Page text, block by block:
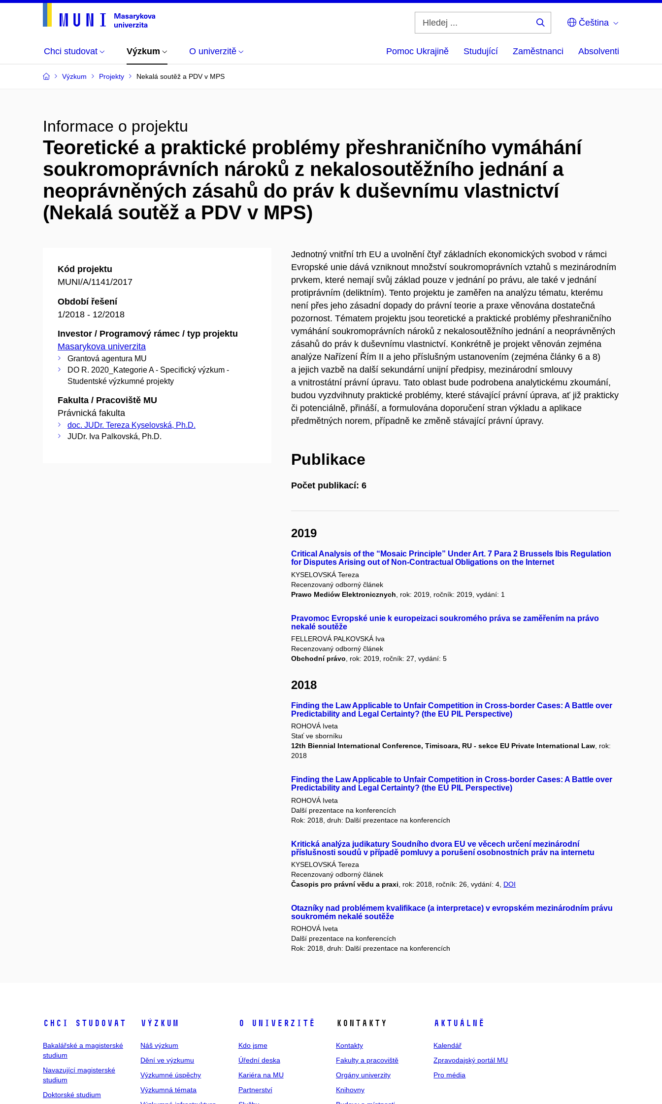
Čeština
Chci studovat Výzkum O univerzitě Pomoc Ukrajině Studující Zaměstnanci Absolventi
Výzkum Projekty Nekalá soutěž a PDV v MPS
Informace o projektu
Teoretické a praktické problémy přeshraničního vymáhání
soukromoprávních nároků z nekalosoutěžního jednání a
neoprávněných zásahů do práv k duševnímu vlastnictví
(Nekalá soutěž a PDV v MPS)
Kód projektu
MUNI/A/1141/2017
Období řešení
1/2018 - 12/2018
Investor / Programový rámec / typ projektu
Masarykova univerzita
Grantová agentura MU
DO R. 2020_Kategorie A - Specifický výzkum -
Studentské výzkumné projekty
Fakulta / Pracoviště MU
Právnická fakulta
doc. JUDr. Tereza Kyselovská, Ph.D.
JUDr. Iva Palkovská, Ph.D.
Jednotný vnitřní trh EU a uvolnění čtyř základních ekonomických svobod v rámci
Evropské unie dává vzniknout množství soukromoprávních vztahů s mezinárodním
prvkem, které nemají svůj základ pouze v jednání po právu, ale také v jednání
protiprávním (deliktním). Tento projektu je zaměřen na analýzu tématu, kterému
není přes jeho zásadní dopady do právní teorie a praxe věnována dostatečná
pozornost. Tématem projektu jsou teoretické a praktické problémy přeshraničního
vymáhání soukromoprávních nároků z nekalosoutěžního jednání a neoprávněných
zásahů do práv k duševnímu vlastnictví. Konkrétně je projekt věnován zejména
analýze Nařízení Řím II a jeho příslušným ustanovením (zejména články 6 a 8)
a jejich vazbě na další sekundární unijní předpisy, mezinárodní smlouvy
a vnitrostátní právní úpravu. Tato oblast bude podrobena analytickému zkoumání,
budou vyzdvihnuty praktické problémy, které stávající právní úprava, ať již prakticky
či potenciálně, přináší, a formulována doporučení stran výkladu a aplikace
předmětných norem, případně ke změně stávající právní úpravy.
Publikace
Počet publikací: 6
2019
Critical Analysis of the “Mosaic Principle” Under Art. 7 Para 2 Brussels Ibis Regulation
for Disputes Arising out of Non-Contractual Obligations on the Internet
KYSELOVSKÁ Tereza
Recenzovaný odborný článek
Prawo Mediów Elektronicznych , rok: 2019, ročník: 2019, vydání: 1
Pravomoc Evropské unie k europeizaci soukromého práva se zaměřením na právo
nekalé soutěže
FELLEROVÁ PALKOVSKÁ Iva
Recenzovaný odborný článek
Obchodní právo , rok: 2019, ročník: 27, vydání: 5
2018
Finding the Law Applicable to Unfair Competition in Cross-border Cases: A Battle over
Predictability and Legal Certainty? (the EU PIL Perspective)
ROHOVÁ Iveta
Stať ve sborníku
12th Biennial International Conference, Timisoara, RU - sekce EU Private International Law, rok:
2018
Finding the Law Applicable to Unfair Competition in Cross-border Cases: A Battle over
Predictability and Legal Certainty? (the EU PIL Perspective)
ROHOVÁ Iveta
Další prezentace na konferencích
Rok: 2018, druh: Další prezentace na konferencích
Kritická analýza judikatury Soudního dvora EU ve věcech určení mezinárodní
příslušnosti soudů v případě pomluvy a porušení osobnostních práv na internetu
KYSELOVSKÁ Tereza
Recenzovaný odborný článek
Časopis pro právní vědu a praxi , rok: 2018, ročník: 26, vydání: 4, DOI
Otazníky nad problémem kvalifikace (a interpretace) v evropském mezinárodním právu
soukromém nekalé soutěže
ROHOVÁ Iveta
Další prezentace na konferencích
Rok: 2018, druh: Další prezentace na konferencích
Chci studovat
Bakalářské a magisterské
studium
Navazující magisterské
studium
Doktorské studium
Výzkum
Náš výzkum
Dění ve výzkumu
Výzkumné úspěchy
Výzkumná témata
O univerzitě
Kdo jsme
Úřední deska
Kariéra na MU
Partnerství
Kontakty
Kontakty
Fakulty a pracoviště
Orgány univerzity
Knihovny
Aktuálně
Kalendář
Zpravodajský portál MU
Pro média